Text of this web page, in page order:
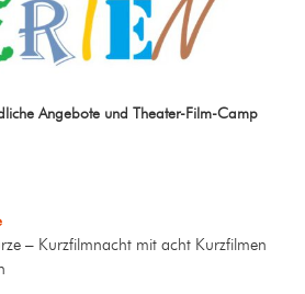
Angebote und Theater-Film-Camp
– Kurzfilmnacht mit acht Kurzfilmen